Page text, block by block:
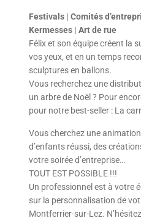
Festivals | Comités
Kermesses | Art de rue
Félix et son équipe créent la
vos yeux, et en un temps
sculptures en ballons.
Vous recherchez une
un arbre de Noël ? Pour
pour notre best-seller : La
Vous cherchez une
d’enfants réussi, des
votre soirée d’entreprise…
TOUT EST POSSIBLE !!!
Un professionnel est à votre
sur la personnalisation de
Montferrier-sur-Lez.